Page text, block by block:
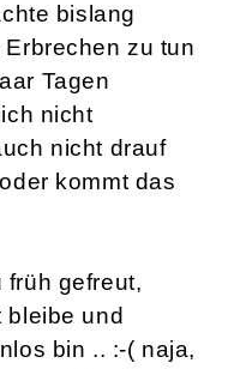
bislang
zu tun
Tagen
nicht
nicht drauf
kommt das
früh gefreut,
und
bin .. :-( naja,